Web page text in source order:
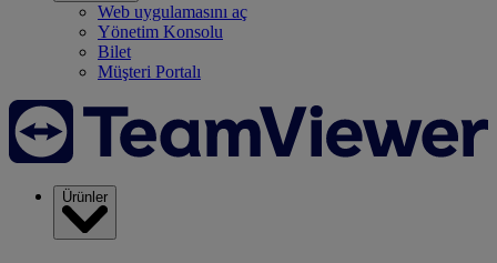
Web uygulamasını aç
Yönetim Konsolu
Bilet
Müşteri Portalı
Ürünler